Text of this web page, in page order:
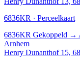
6836KR · Perceelkaart
6836KR Gekoppeld →
Arnhem
Henry Dunanthof 15,